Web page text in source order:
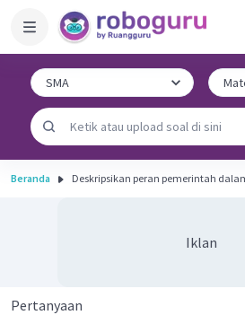
Beranda Deskripsikan peran pemerintah
Iklan
Pertanyaan